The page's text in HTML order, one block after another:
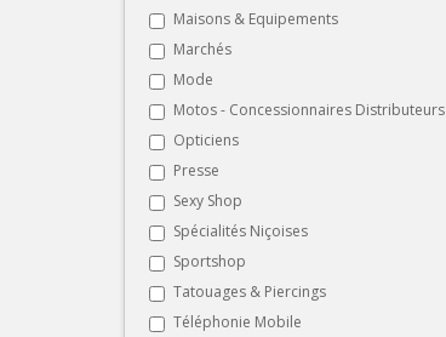
Maisons & Equipements
Marchés
Mode
Motos - Concessionnaires Distributeurs
Opticiens
Presse
Sexy Shop
Spécialités Niçoises
Sportshop
Tatouages & Piercings
Téléphonie Mobile